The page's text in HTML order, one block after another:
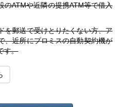
のATMや近隣の提携ATM等で借入
を郵送で受けとりたくない方、ア
、近所にプロミスの自動契約機が
す。